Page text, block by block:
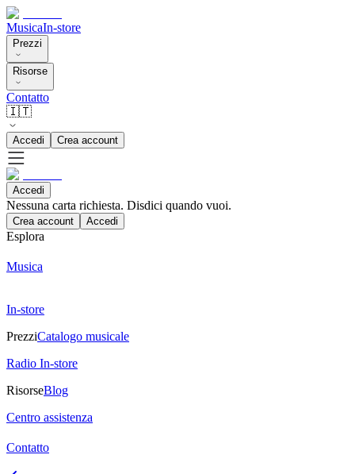
MusicaIn-store
Prezzi
Risorse
Contatto
🇮🇹
Accedi Crea account
Accedi
Nessuna carta richiesta. Disdici quando vuoi.
Crea account Accedi
Esplora
Musica
In-store
PrezziCatalogo musicale
Radio In-store
RisorseBlog
Centro assistenza
Contatto